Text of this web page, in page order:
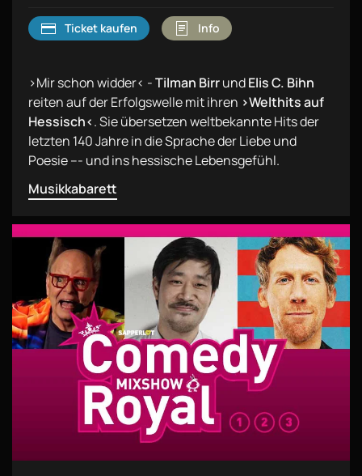
Ticket kaufen Info
›Mir schon widder‹ -Tilman BirrundElis C. Bihn
reiten auf der Erfolgswelle mit ihren ›Welthits auf
Hessisch‹. Sie übersetzen weltbekannte Hits der
letzten 140 Jahre in die Sprache der Liebe und
Poesie –- und ins hessische Lebensgefühl.
Musikkabarett